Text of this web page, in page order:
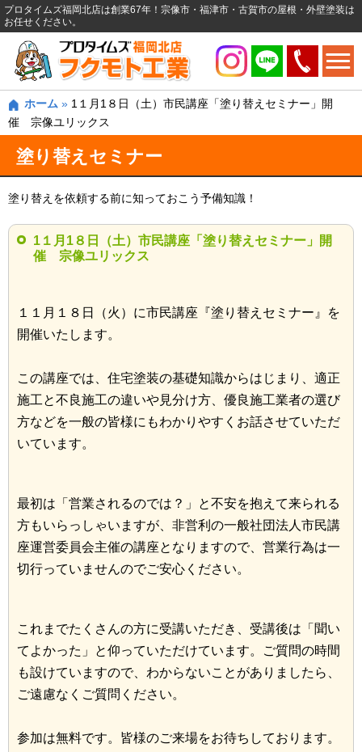
プロタイムズ福岡北店は創業67年！宗像市・福津市・古賀市の屋根・外壁塗装は
お任せください。
ホーム » 1１月1８日（土）市民講座「塗り替えセミナー」開
催 宗像ユリックス
塗り替えセミナー
塗り替えを依頼する前に知っておこう予備知識！
1１月1８日（土）市民講座「塗り替えセミナー」開
催 宗像ユリックス
１１月１８日（火）に市民講座『塗り替えセミナー』を
開催いたします。
この講座では、住宅塗装の基礎知識からはじまり、適正
施工と不良施工の違いや見分け方、優良施工業者の選び
方などを一般の皆様にもわかりやすくお話させていただ
いています。
最初は「営業されるのでは？」と不安を抱えて来られる
方もいらっしゃいますが、非営利の一般社団法人市民講
座運営委員会主催の講座となりますので、営業行為は一
切行っていませんのでご安心ください。
これまでたくさんの方に受講いただき、受講後は「聞い
てよかった」と仰っていただけています。ご質問の時間
も設けていますので、わからないことがありましたら、
ご遠慮なくご質問ください。
参加は無料です。皆様のご来場をお待ちしております。